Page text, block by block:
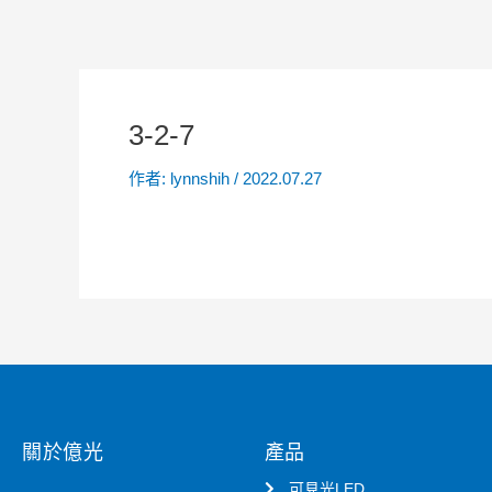
3-2-7
作者: lynnshih / 2022.07.27
關於億光 產品